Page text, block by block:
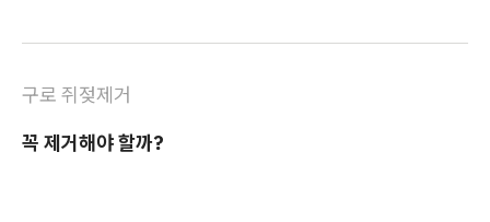
구로 쥐젖제거
꼭 제거해야 할까?